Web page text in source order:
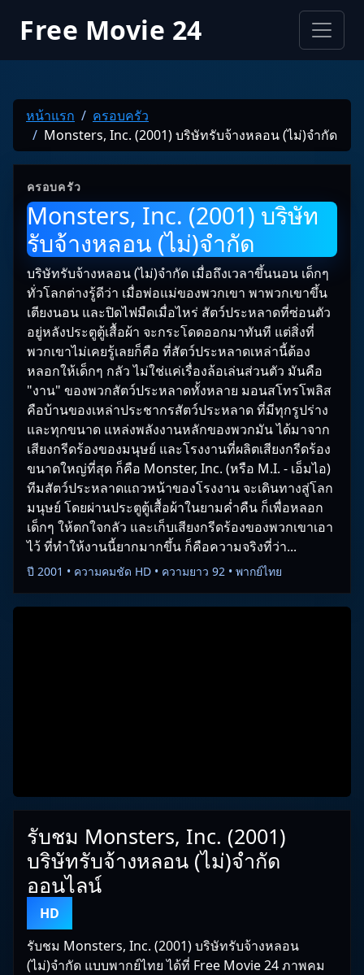
Free Movie 24
หน้าแรก
ครอบครัว
Monsters, Inc. (2001) บริษัทรับจ้างหลอน (ไม่)จำกัด
ครอบครัว
Monsters, Inc. (2001) บริษัท
รับจ้างหลอน (ไม่)จำกัด
บริษัทรับจ้างหลอน (ไม่)จำกัด เมื่อถึงเวลาขึ้นนอน เด็กๆ
ทั่วโลกต่างรู้ดีว่า เมื่อพ่อแม่ของพวกเขา พาพวกเขาขึ้น
เตียงนอน และปิดไฟมืดเมื่อไหร่ สัตว์ประหลาดที่ซ่อนตัว
อยู่หลังประตูตู้เสื้อผ้า จะกระโดดออกมาทันที แต่สิ่งที่
พวกเขาไม่เคยรู้เลยก็คือ ที่สัตว์ประหลาดเหล่านี้ต้อง
หลอกให้เด็กๆ กลัว ไม่ใช่แค่เรื่องล้อเล่นส่วนตัว มันคือ
"งาน" ของพวกสัตว์ประหลาดทั้งหลาย มอนสโทรโพลิส
คือบ้านของเหล่าประชากรสัตว์ประหลาด ที่มีทุกรูปร่าง
และทุกขนาด แหล่งพลังงานหลักของพวกมัน ได้มาจาก
เสียงกรีดร้องของมนุษย์ และโรงงานที่ผลิตเสียงกรีดร้อง
ขนาดใหญ่ที่สุด ก็คือ Monster, Inc. (หรือ M.I. - เอ็มไอ)
ทีมสัตว์ประหลาดแถวหน้าของโรงงาน จะเดินทางสู่โลก
มนุษย์ โดยผ่านประตูตู้เสื้อผ้าในยามค่ำคืน ก็เพื่อหลอก
เด็กๆ ให้ตกใจกลัว และเก็บเสียงกรีดร้องของพวกเขาเอา
ไว้ ที่ทำให้งานนี้ยากมากขึ้น ก็คือความจริงที่ว่า...
ปี 2001 • ความคมชัด HD • ความยาว 92 • พากย์ไทย
รับชม Monsters, Inc. (2001)
บริษัทรับจ้างหลอน (ไม่)จำกัด
ออนไลน์
HD
รับชม Monsters, Inc. (2001) บริษัทรับจ้างหลอน
(ไม่)จำกัด แบบพากย์ไทย ได้ที่ Free Movie 24 ภาพคม